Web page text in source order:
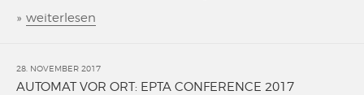
» weiterlesen
28. NOVEMBER 2017
AUTOMAT VOR ORT: EPTA CONFERENCE 2017